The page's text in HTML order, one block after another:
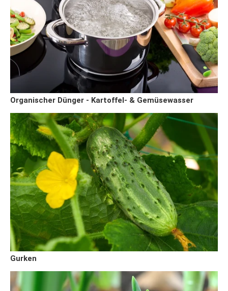
Organischer Dünger - Kartoffel- & Gemüsewasser
Gurken